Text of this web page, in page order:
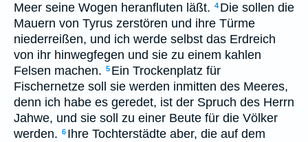
Meer seine Wogen heranfluten läßt. 4 Die sollen die
Mauern von Tyrus zerstören und ihre Türme
niederreißen, und ich werde selbst das Erdreich
von ihr hinwegfegen und sie zu einem kahlen
Felsen machen. 5 Ein Trockenplatz für
Fischernetze soll sie werden inmitten des Meeres,
denn ich habe es geredet, ist der Spruch des Herrn
Jahwe, und sie soll zu einer Beute für die Völker
werden. 6 Ihre Tochterstädte aber, die auf dem